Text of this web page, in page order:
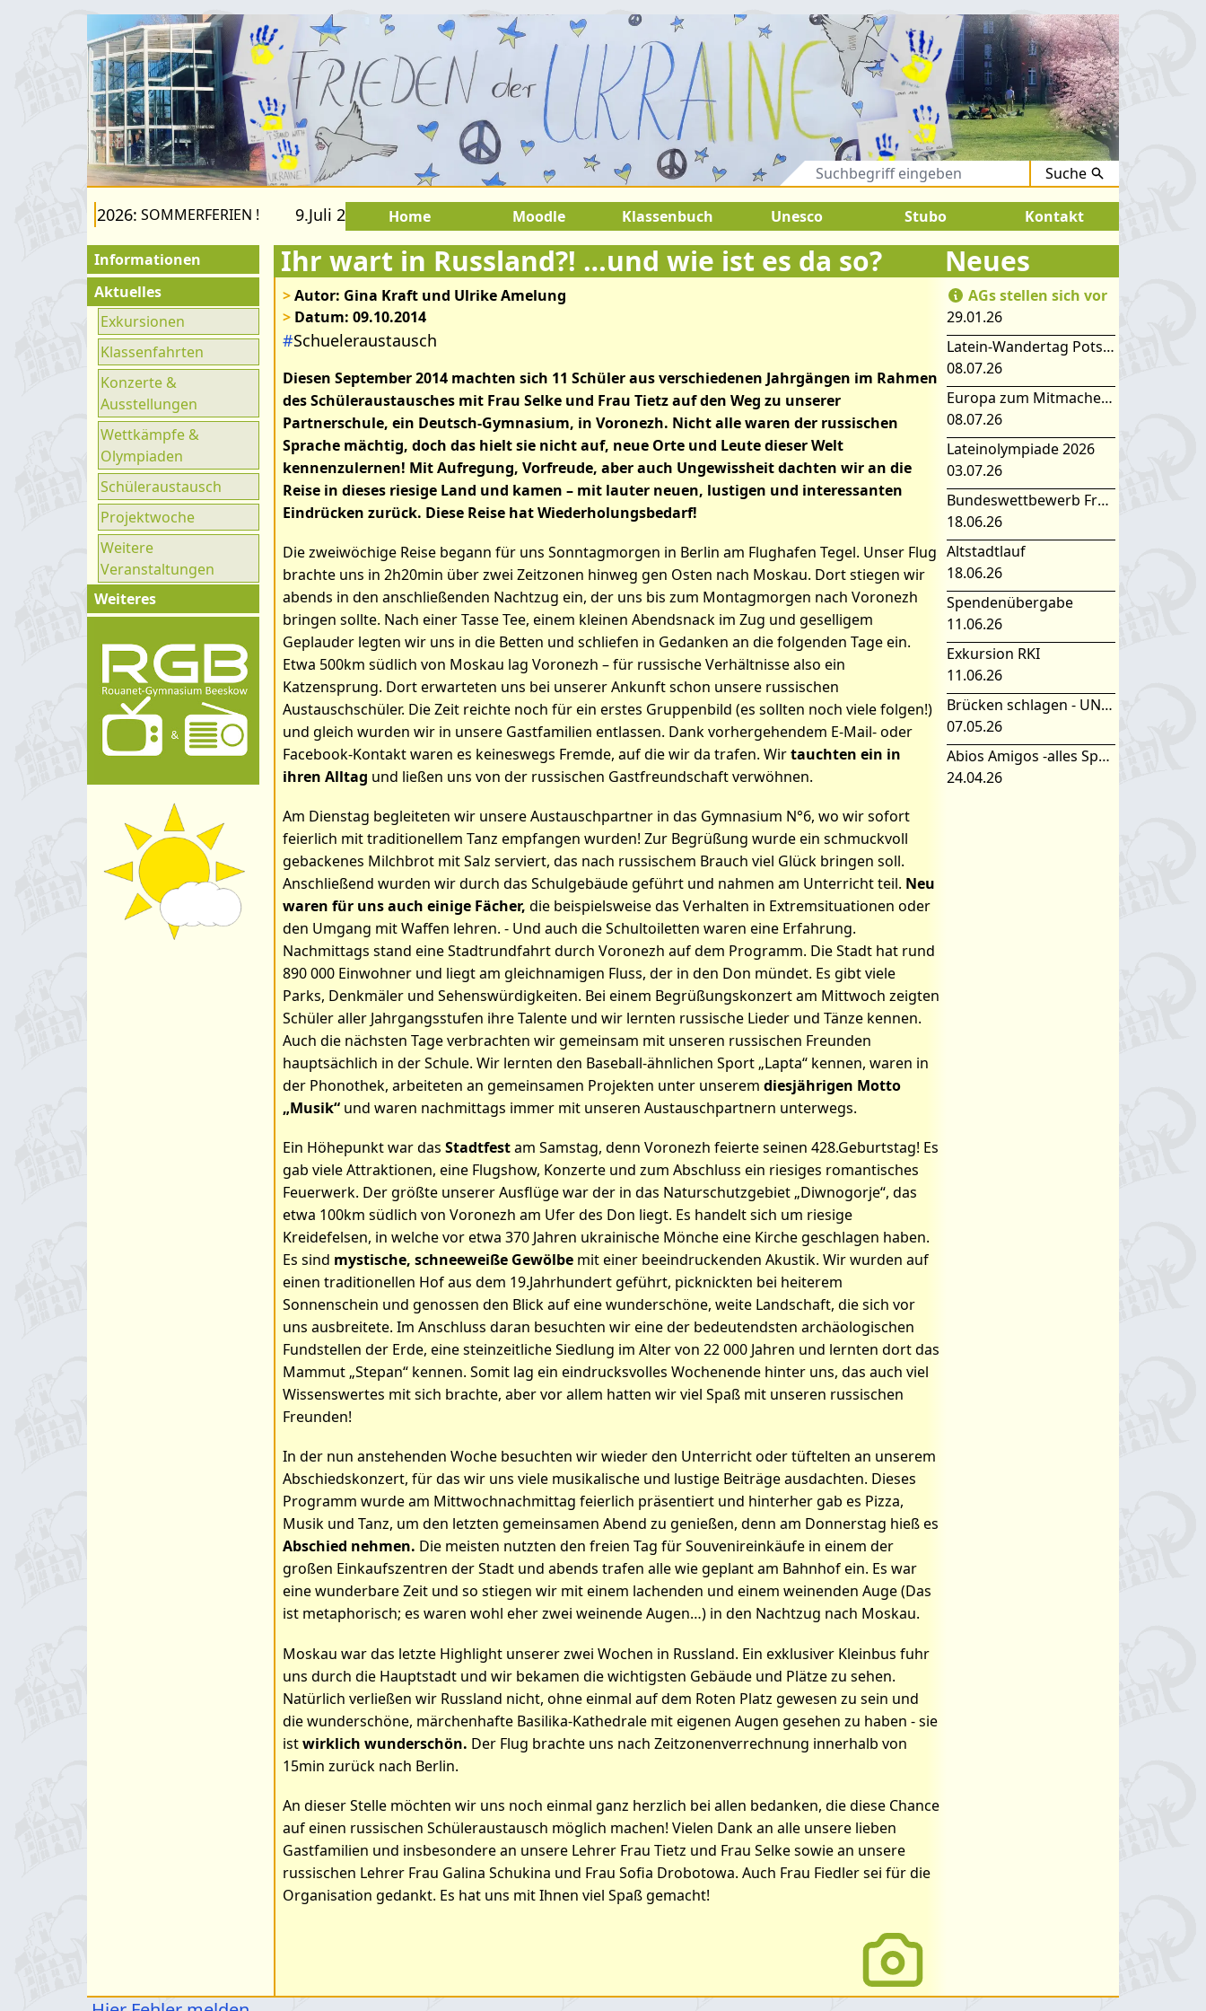
Suche
2026:SOMMERFERIEN ! 9.Juli 2026 bis 22.August 2026: SOMMERFERIEN ! 9.Juli 2026 bis 22.August 2026: SOMMERFERIEN !
Home Moodle Klassenbuch Unesco Stubo Kontakt
Informationen
Für Besucher
Schulfamilie
Förderverein
Fachräume
Ganztag
UNESCO
Klimaparlament
Aktuelles
Exkursionen
Klassenfahrten
Konzerte &
Ausstellungen
Wettkämpfe &
Olympiaden
Schüleraustausch
Projektwoche
Weitere
Veranstaltungen
Weiteres
Kontakt
Organigramm
Schulprogramm
Hygienekonzept
Ihr wart in Russland?! …und wie ist es da so?
>Autor: Gina Kraft und Ulrike Amelung
>Datum: 09.10.2014
#Schueleraustausch
Diesen September 2014 machten sich 11 Schüler aus verschiedenen Jahrgängen im Rahmen
des Schüleraustausches mit Frau Selke und Frau Tietz auf den Weg zu unserer
Partnerschule, ein Deutsch-Gymnasium, in Voronezh. Nicht alle waren der russischen
Sprache mächtig, doch das hielt sie nicht auf, neue Orte und Leute dieser Welt
kennenzulernen! Mit Aufregung, Vorfreude, aber auch Ungewissheit dachten wir an die
Reise in dieses riesige Land und kamen – mit lauter neuen, lustigen und interessanten
Eindrücken zurück. Diese Reise hat Wiederholungsbedarf!
Die zweiwöchige Reise begann für uns Sonntagmorgen in Berlin am Flughafen Tegel. Unser Flug
brachte uns in 2h20min über zwei Zeitzonen hinweg gen Osten nach Moskau. Dort stiegen wir
abends in den anschließenden Nachtzug ein, der uns bis zum Montagmorgen nach Voronezh
bringen sollte. Nach einer Tasse Tee, einem kleinen Abendsnack im Zug und geselligem
Geplauder legten wir uns in die Betten und schliefen in Gedanken an die folgenden Tage ein.
Etwa 500km südlich von Moskau lag Voronezh – für russische Verhältnisse also ein
Katzensprung. Dort erwarteten uns bei unserer Ankunft schon unsere russischen
Austauschschüler. Die Zeit reichte noch für ein erstes Gruppenbild (es sollten noch viele folgen!)
und gleich wurden wir in unsere Gastfamilien entlassen. Dank vorhergehendem E-Mail- oder
Facebook-Kontakt waren es keineswegs Fremde, auf die wir da trafen. Wirtauchten ein in
ihren Alltag und ließen uns von der russischen Gastfreundschaft verwöhnen.
Am Dienstag begleiteten wir unsere Austauschpartner in das Gymnasium N°6, wo wir sofort
feierlich mit traditionellem Tanz empfangen wurden! Zur Begrüßung wurde ein schmuckvoll
gebackenes Milchbrot mit Salz serviert, das nach russischem Brauch viel Glück bringen soll.
Anschließend wurden wir durch das Schulgebäude geführt und nahmen am Unterricht teil. Neu
waren für uns auch einige Fächer, die beispielsweise das Verhalten in Extremsituationen oder
den Umgang mit Waffen lehren. - Und auch die Schultoiletten waren eine Erfahrung.
Nachmittags stand eine Stadtrundfahrt durch Voronezh auf dem Programm. Die Stadt hat rund
890 000 Einwohner und liegt am gleichnamigen Fluss, der in den Don mündet. Es gibt viele
Parks, Denkmäler und Sehenswürdigkeiten. Bei einem Begrüßungskonzert am Mittwoch zeigten
Schüler aller Jahrgangsstufen ihre Talente und wir lernten russische Lieder und Tänze kennen.
Auch die nächsten Tage verbrachten wir gemeinsam mit unseren russischen Freunden
hauptsächlich in der Schule. Wir lernten den Baseball-ähnlichen Sport „Lapta“ kennen, waren in
der Phonothek, arbeiteten an gemeinsamen Projekten unter unserem diesjährigen Motto
„Musik“und waren nachmittags immer mit unseren Austauschpartnern unterwegs.
Ein Höhepunkt war das Stadtfestam Samstag, denn Voronezh feierte seinen 428.Geburtstag! Es
gab viele Attraktionen, eine Flugshow, Konzerte und zum Abschluss ein riesiges romantisches
Feuerwerk. Der größte unserer Ausflüge war der in das Naturschutzgebiet „Diwnogorje“, das
etwa 100km südlich von Voronezh am Ufer des Don liegt. Es handelt sich um riesige
Kreidefelsen, in welche vor etwa 370 Jahren ukrainische Mönche eine Kirche geschlagen haben.
Es sind mystische, schneeweiße Gewölbemit einer beeindruckenden Akustik. Wir wurden auf
einen traditionellen Hof aus dem 19.Jahrhundert geführt, picknickten bei heiterem
Sonnenschein und genossen den Blick auf eine wunderschöne, weite Landschaft, die sich vor
uns ausbreitete. Im Anschluss daran besuchten wir eine der bedeutendsten archäologischen
Fundstellen der Erde, eine steinzeitliche Siedlung im Alter von 22 000 Jahren und lernten dort das
Mammut „Stepan“ kennen. Somit lag ein eindrucksvolles Wochenende hinter uns, das auch viel
Wissenswertes mit sich brachte, aber vor allem hatten wir viel Spaß mit unseren russischen
Freunden!
In der nun anstehenden Woche besuchten wir wieder den Unterricht oder tüftelten an unserem
Abschiedskonzert, für das wir uns viele musikalische und lustige Beiträge ausdachten. Dieses
Programm wurde am Mittwochnachmittag feierlich präsentiert und hinterher gab es Pizza,
Musik und Tanz, um den letzten gemeinsamen Abend zu genießen, denn am Donnerstag hieß es
Abschied nehmen. Die meisten nutzten den freien Tag für Souvenireinkäufe in einem der
großen Einkaufszentren der Stadt und abends trafen alle wie geplant am Bahnhof ein. Es war
eine wunderbare Zeit und so stiegen wir mit einem lachenden und einem weinenden Auge (Das
ist metaphorisch; es waren wohl eher zwei weinende Augen…) in den Nachtzug nach Moskau.
Moskau war das letzte Highlight unserer zwei Wochen in Russland. Ein exklusiver Kleinbus fuhr
uns durch die Hauptstadt und wir bekamen die wichtigsten Gebäude und Plätze zu sehen.
Natürlich verließen wir Russland nicht, ohne einmal auf dem Roten Platz gewesen zu sein und
die wunderschöne, märchenhafte Basilika-Kathedrale mit eigenen Augen gesehen zu haben - sie
istwirklich wunderschön. Der Flug brachte uns nach Zeitzonenverrechnung innerhalb von
15min zurück nach Berlin.
An dieser Stelle möchten wir uns noch einmal ganz herzlich bei allen bedanken, die diese Chance
auf einen russischen Schüleraustausch möglich machen! Vielen Dank an alle unsere lieben
Gastfamilien und insbesondere an unsere Lehrer Frau Tietz und Frau Selke sowie an unsere
russischen Lehrer Frau Galina Schukina und Frau Sofia Drobotowa. Auch Frau Fiedler sei für die
Organisation gedankt. Es hat uns mit Ihnen viel Spaß gemacht!
Bilder zum Artikel: Ihr wart in Russland?! …und wie ist
es da so?
Neues
AGs stellen sich vor
29.01.26
Latein-Wandertag Potsdam
08.07.26
Europa zum Mitmachen – SIMEP 2026 in Stubice
08.07.26
Lateinolympiade 2026
03.07.26
Bundeswettbewerb Fremdsprachen
18.06.26
Altstadtlauf
18.06.26
Spendenübergabe
11.06.26
Exkursion RKI
11.06.26
Brücken schlagen - UNESCO Projekttag 2026
07.05.26
Abios Amigos -alles Spanisch oder was
24.04.26